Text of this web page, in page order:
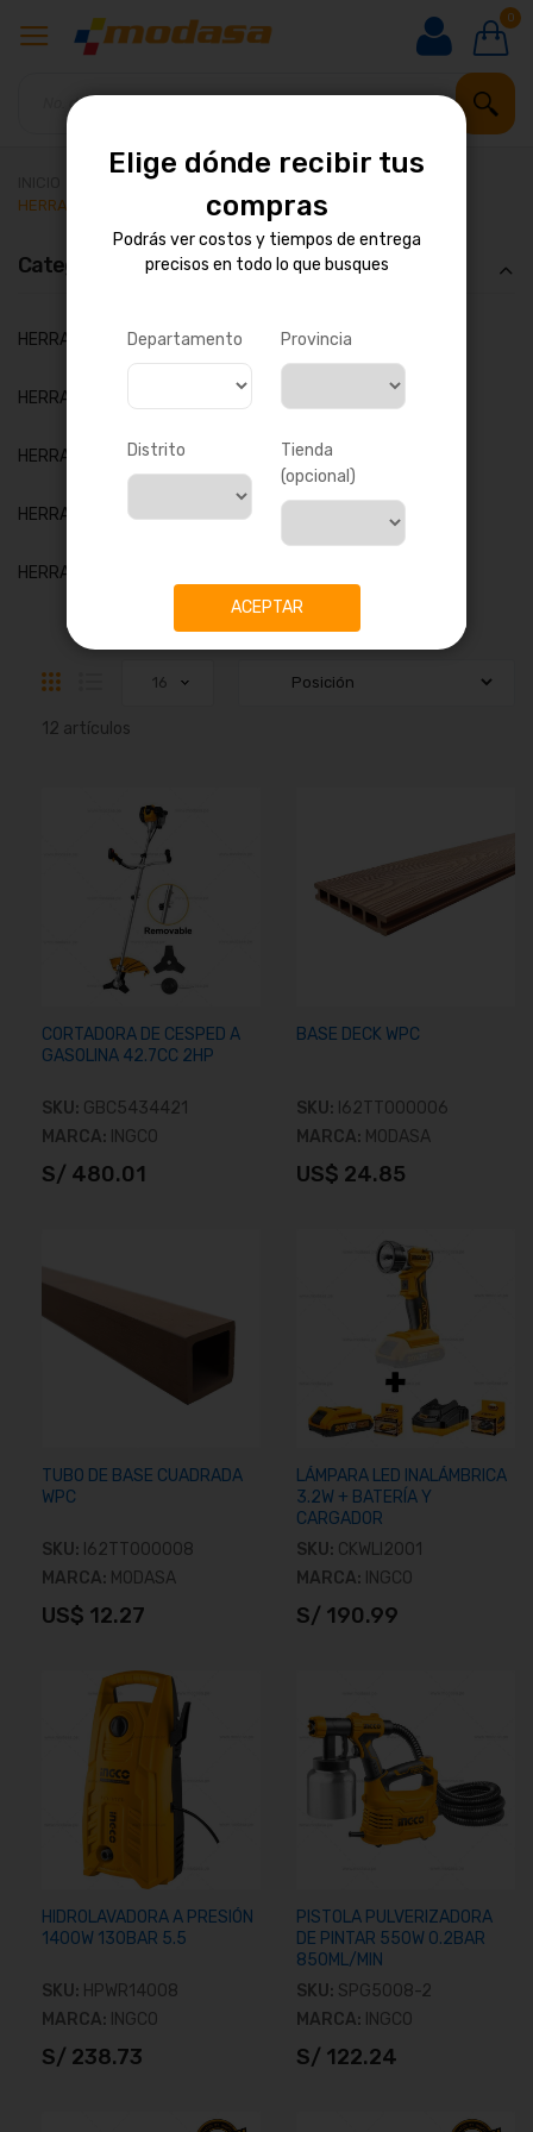
0
HERRAMIENTAS Y MAQUINARIA
HERRAMIENTAS POR ESPECIALIDAD
Categoría
HERRAMIENTAS DE JARDÍN 5artículos
HERRAMIENTAS PARA LA CONSTRUCCIÓN
HERRAMIENTAS PARA ELECTRICISTAS 1artículo
HERRAMIENTAS DE MECÁNICA AUTOMOTRIZ
HERRAMIENTAS PARA PINTURA
Parrilla
12 artículos
CORTADORA DE CESPED A
GASOLINA 42.7CC 2HP
SKU: GBC5434421
MARCA: INGCO
S/ 480.01
BASE DECK WPC
SKU: I62TT000006
MARCA: MODASA
US$ 24.85
TUBO DE BASE CUADRADA
WPC
SKU: I62TT000008
MARCA: MODASA
US$ 12.27
LÁMPARA LED INALÁMBRICA
3.2W + BATERÍA Y
CARGADOR
SKU: CKWLI2001
MARCA: INGCO
S/ 190.99
HIDROLAVADORA A PRESIÓN
1400W 130BAR 5.5
SKU: HPWR14008
MARCA: INGCO
S/ 238.73
PISTOLA PULVERIZADORA
DE PINTAR 550W 0.2BAR
850ML/MIN
SKU: SPG5008-2
MARCA: INGCO
S/ 122.24
Elige dónde recibir tus
compras
Podrás ver costos y tiempos de entrega
precisos en todo lo que busques
Departamento Provincia
Distrito
Tienda
(opcional)
ACEPTAR